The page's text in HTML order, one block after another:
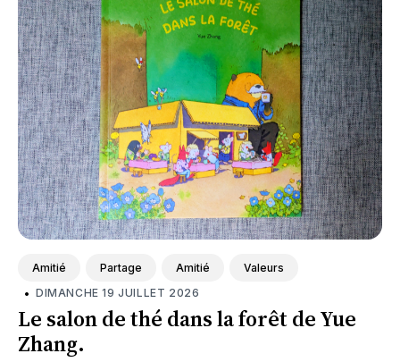
Amitié Partage Amitié Valeurs
• DIMANCHE 19 JUILLET 2026
Le salon de thé dans la forêt de Yue
Zhang.